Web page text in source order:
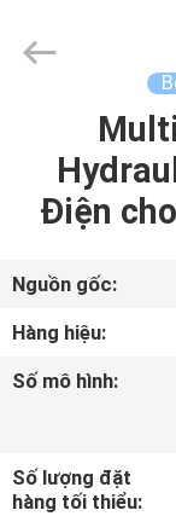
SẢN
VIDEO
HƯỚNG
VR
Construction
Điện
Nguồn gốc:
Hàng hiệu:
Số mô hình:
Số lượng đặt
hàng tối thiểu: